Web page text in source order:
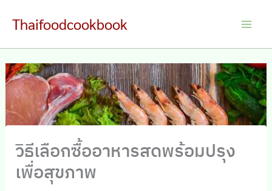
Thaifoodcookbook
วิธีเลือกซื้ออาหารสดพร้อมปรุง
เพื่อสุขภาพ